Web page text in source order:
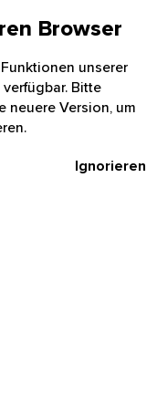
Browser
unserer
Bitte
neuere Version, um
Ignorieren